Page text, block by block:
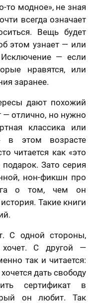
то модное», не зная
всегда означает
Вещь будет
этом узнает — или
Исключение — если
нравятся, или
заранее.
дают похожий
— отлично, но нужно
классика или
в этом возрасте
читается как «это
Зато серия
нон-фикшн про
о том, чем он
Такие книги
С одной стороны,
хочет. С другой —
так и читается:
дать свободу
сертификат в
он любит. Так